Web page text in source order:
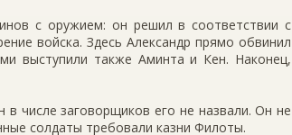
с оружием: он решил в соответствии с
войска. Здесь Александр прямо обвинил
выступили также Аминта и Кен. Наконец,
числе заговорщиков его не назвали. Он не
солдаты требовали казни Филоты.